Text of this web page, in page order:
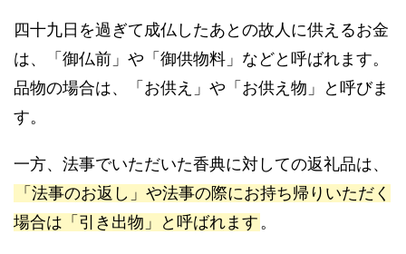
四十九日を過ぎて成仏したあとの故人に供えるお金
は、「御仏前」や「御供物料」などと呼ばれます。
品物の場合は、「お供え」や「お供え物」と呼びま
す。
一方、法事でいただいた香典に対しての返礼品は、
「法事のお返し」や法事の際にお持ち帰りいただく
場合は「引き出物」と呼ばれます 。